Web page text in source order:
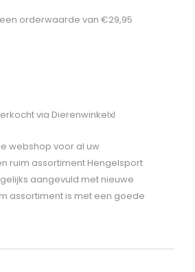
orderwaarde van €29,95
via Dierenwinkelxl
webshop voor al uw
ruim assortiment Hengelsport
aangevuld met nieuwe
assortiment is met een goede